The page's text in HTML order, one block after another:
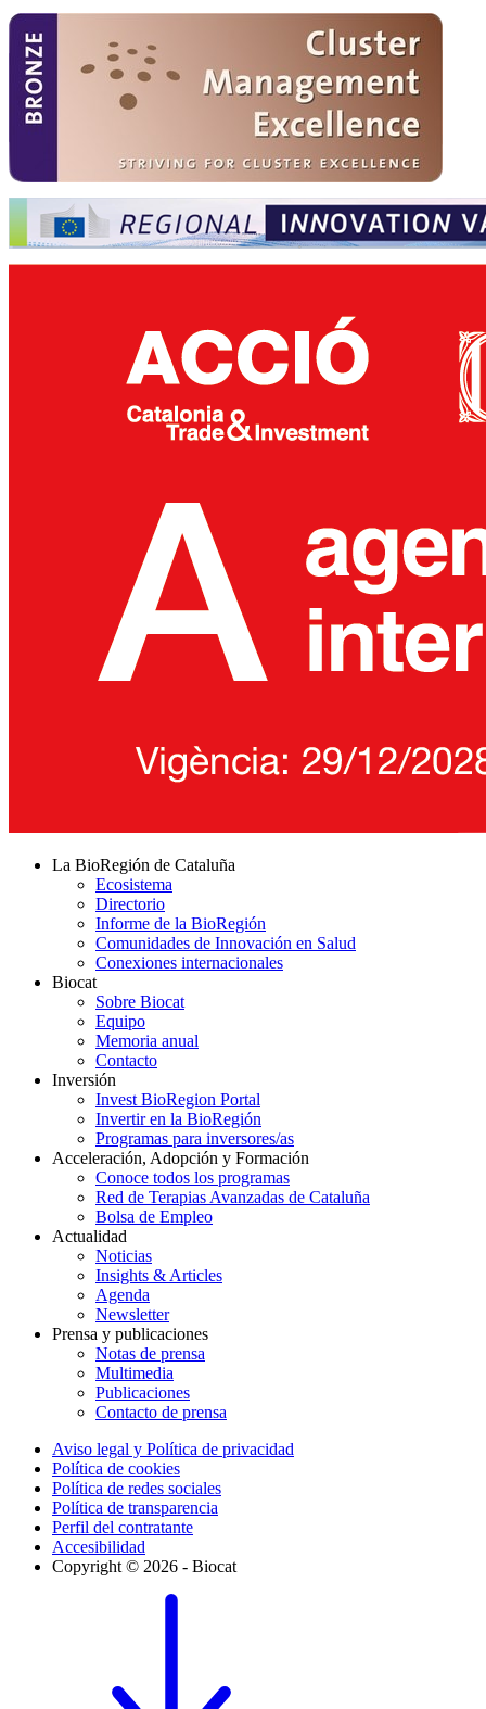
La BioRegión de Cataluña
Ecosistema
Directorio
Informe de la BioRegión
Comunidades de Innovación en Salud
Conexiones internacionales
Biocat
Sobre Biocat
Equipo
Memoria anual
Contacto
Inversión
Invest BioRegion Portal
Invertir en la BioRegión
Programas para inversores/as
Acceleración, Adopción y Formación
Conoce todos los programas
Red de Terapias Avanzadas de Cataluña
Bolsa de Empleo
Actualidad
Noticias
Insights & Articles
Agenda
Newsletter
Prensa y publicaciones
Notas de prensa
Multimedia
Publicaciones
Contacto de prensa
Aviso legal y Política de privacidad
Política de cookies
Política de redes sociales
Política de transparencia
Perfil del contratante
Accesibilidad
Copyright © 2026 - Biocat